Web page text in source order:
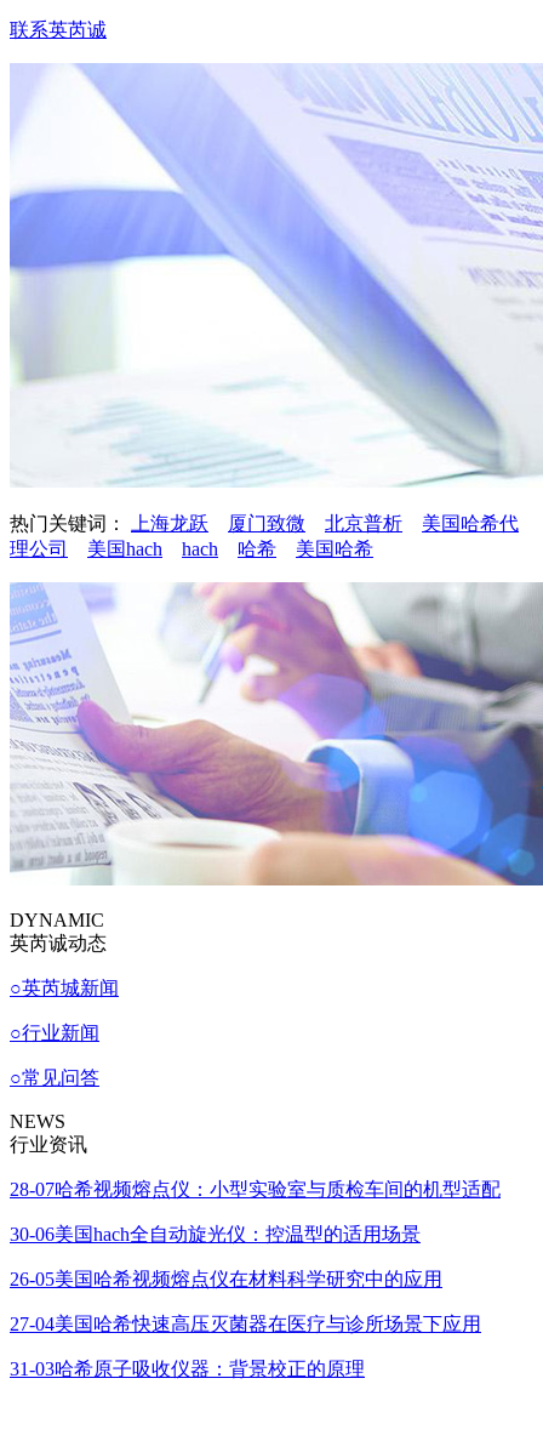
联系英芮诚
热门关键词： 上海龙跃 厦门致微 北京普析
美国哈希代
理公司
美国hach hach 哈希 美国哈希
DYNAMIC
英芮诚动态
○英芮城新闻
○行业新闻
○常见问答
NEWS
行业资讯
28-07哈希视频熔点仪：小型实验室与质检车间的机型适配
30-06美国hach全自动旋光仪：控温型的适用场景
26-05美国哈希视频熔点仪在材料科学研究中的应用
27-04美国哈希快速高压灭菌器在医疗与诊所场景下应用
31-03哈希原子吸收仪器：背景校正的原理